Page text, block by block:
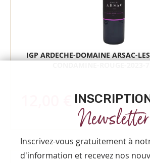
IGP ARDECHE-DOMAINE ARSAC-
Newsletter
Inscrivez-vous gratuitement à
d'information et recevez nos